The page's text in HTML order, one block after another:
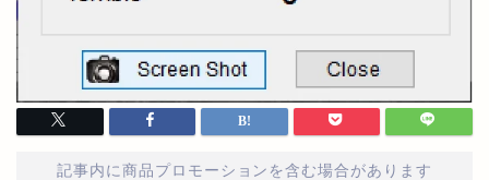
記事内に商品プロモーションを含む場合があります